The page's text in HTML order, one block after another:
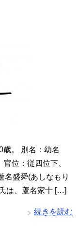
。 別名：幼名
位：従四位下、
名盛舜(あしなもり
は、蘆名家十 […]
続きを読む